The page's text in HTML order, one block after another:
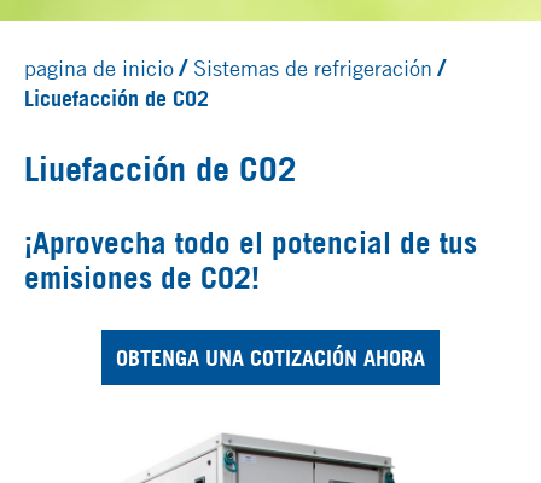
pagina de inicio
Sistemas de refrigeración
Licuefacción de CO2
Liuefacción de CO2
¡Aprovecha todo el potencial de tus
emisiones de CO2!
OBTENGA UNA COTIZACIÓN AHORA